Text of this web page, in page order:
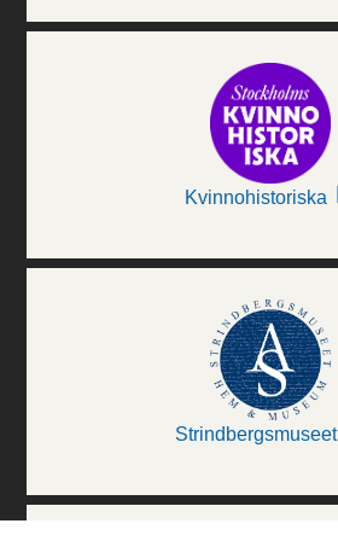
Kvinnohistoriska
Strindbergsmuseet